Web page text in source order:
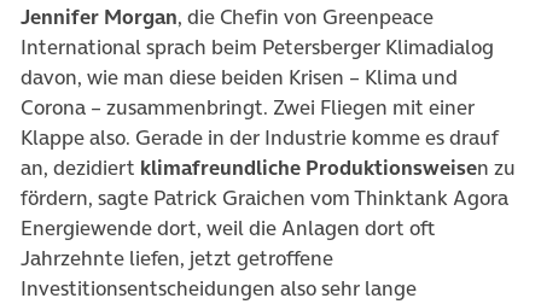
Jennifer Morgan, die Chefin von Greenpeace
International sprach beim Petersberger Klimadialog
davon, wie man diese beiden Krisen – Klima und
Corona – zusammenbringt. Zwei Fliegen mit einer
Klappe also. Gerade in der Industrie komme es drauf
an, dezidiert klimafreundliche Produktionsweisen zu
fördern, sagte Patrick Graichen vom Thinktank Agora
Energiewende dort, weil die Anlagen dort oft
Jahrzehnte liefen, jetzt getroffene
Investitionsentscheidungen also sehr lange